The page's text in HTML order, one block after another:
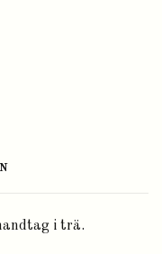
i trä.